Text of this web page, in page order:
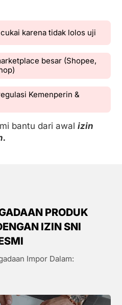
karena tidak lolos uji
besar (Shopee,
Kemenperin &
bantu dari awalizin
PRODUK
IZIN SNI
Impor Dalam: